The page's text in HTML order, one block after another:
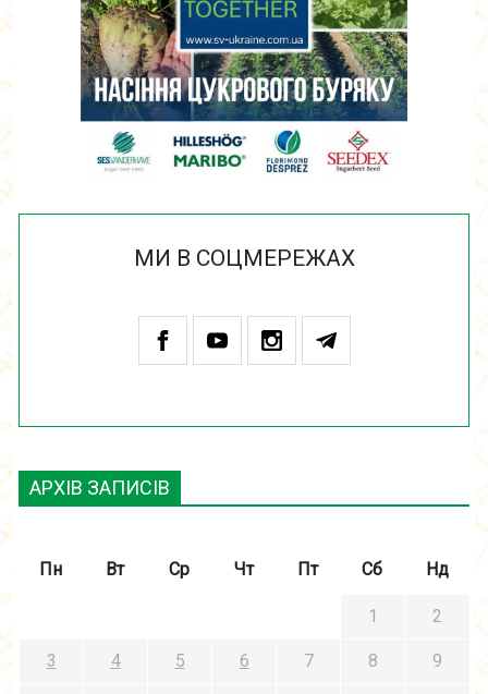
МИ В СОЦМЕРЕЖАХ
АРХІВ ЗАПИСІВ
Пн Вт Ср Чт Пт Сб Нд
1 2
3 4 5 6 7 8 9